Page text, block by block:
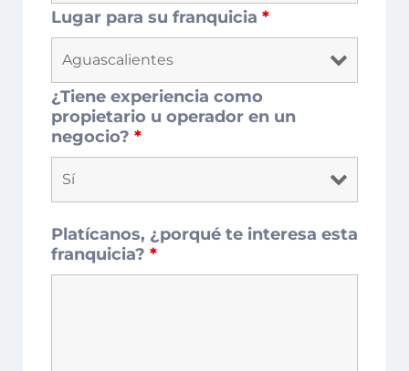
Lugar para su franquicia *
¿Tiene experiencia como
propietario u operador en un
negocio? *
Platícanos, ¿porqué te interesa esta
franquicia? *